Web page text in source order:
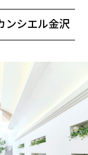
ンシエル金沢